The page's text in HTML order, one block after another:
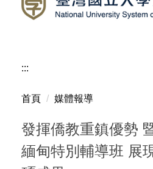
:::
首頁 媒體報導
發揮僑教重鎮優勢
緬甸特別輔導班 展